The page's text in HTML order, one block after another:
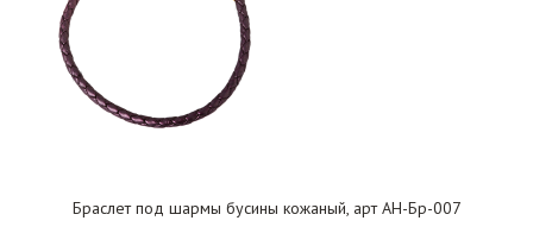
Браслет под шармы бусины кожаный, арт АН-Бр-007